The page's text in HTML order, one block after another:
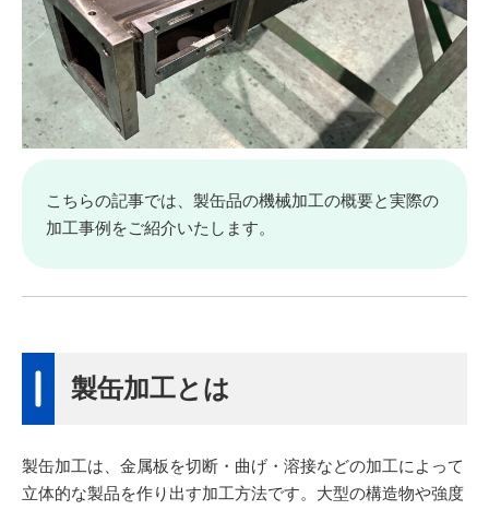
こちらの記事では、製缶品の機械加工の概要と実際の
加工事例をご紹介いたします。
製缶加工とは
製缶加工は、金属板を切断・曲げ・溶接などの加工によって
立体的な製品を作り出す加工方法です。大型の構造物や強度